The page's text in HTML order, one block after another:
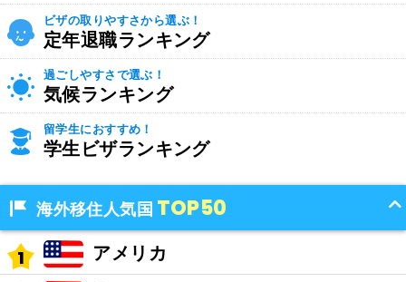
ビザの取りやすさから選ぶ！
定年退職ランキング
過ごしやすさで選ぶ！
気候ランキング
留学生におすすめ！
学生ビザランキング
海外移住人気国 TOP50
アメリカ